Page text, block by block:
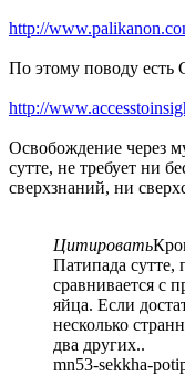
http://
По этому поводу есть
http://
Освобождение через
сутте, не требует ни
сверхзнаний, ни
Цитировать
Патипада сутте,
сравнивается с
яйца. Если
несколько
два других..
mn53-sekkha-